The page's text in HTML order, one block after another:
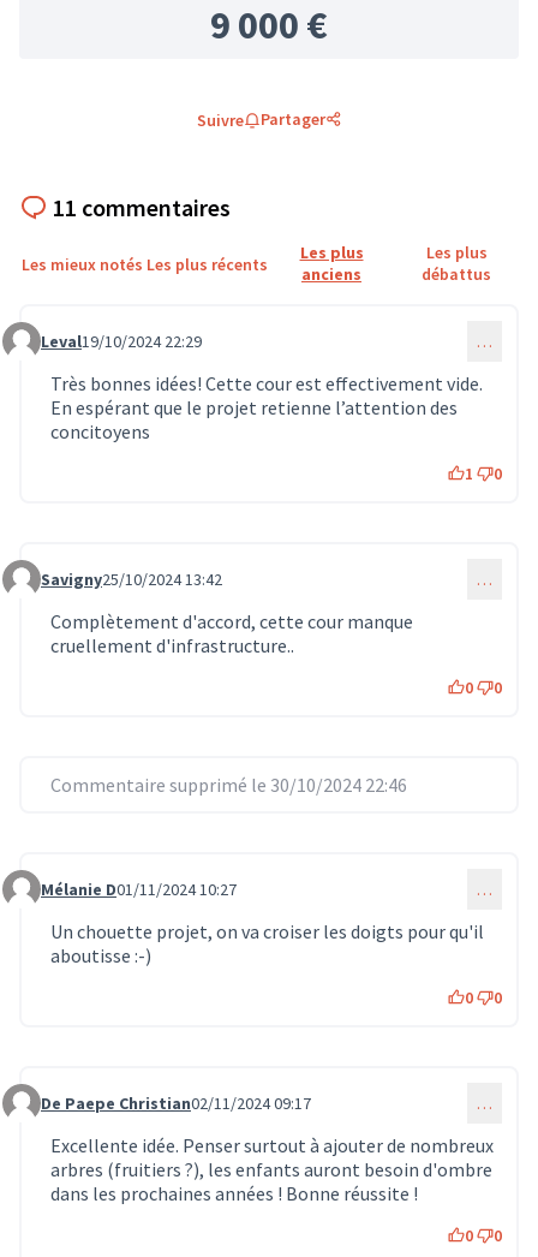
9 000 €
Suivre Partager
11 commentaires
Les mieux notés Les plus récents
Les plus
anciens
Les plus
débattus
Commentaire 748
Leval19/10/2024 22:29 …
Très bonnes idées! Cette cour est effectivement vide.
En espérant que le projet retienne l’attention des
concitoyens
1 0
Commentaire 833
Savigny25/10/2024 13:42 …
Complètement d'accord, cette cour manque
cruellement d'infrastructure..
0 0
Commentaire supprimé le 30/10/2024 22:46
Commentaire 940
Mélanie D01/11/2024 10:27 …
Un chouette projet, on va croiser les doigts pour qu'il
aboutisse :-)
0 0
Commentaire 948
De Paepe Christian02/11/2024 09:17 …
Excellente idée. Penser surtout à ajouter de nombreux
arbres (fruitiers ?), les enfants auront besoin d'ombre
dans les prochaines années ! Bonne réussite !
0 0